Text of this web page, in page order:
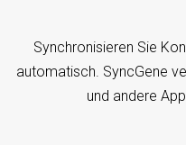
Synchronisieren Sie
automatisch. SyncGene
und andere